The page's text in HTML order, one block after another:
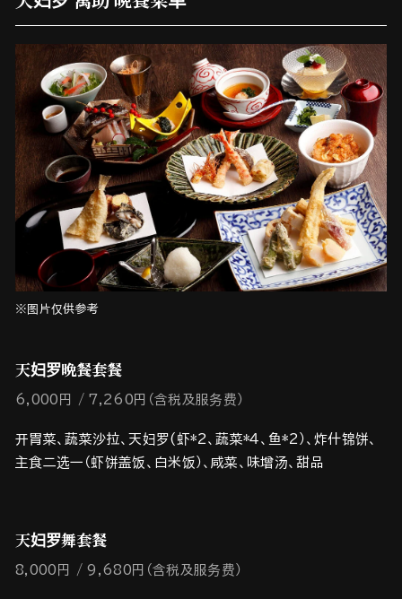
※图片仅供参考
天妇罗晩餐套餐
6,000円 7,260円（含税及服务费）
开胃菜、蔬菜沙拉、天妇罗(虾*2、蔬菜*４、鱼*2）、炸什锦饼、
主食二选一（虾饼盖饭、白米饭）、咸菜、味增汤、甜品
天妇罗舞套餐
8,000円 9,680円（含税及服务费）